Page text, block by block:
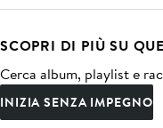
SCOPRI DI PIÙ SU
Cerca album, playlist e
INIZIA SENZA IMPEGNO